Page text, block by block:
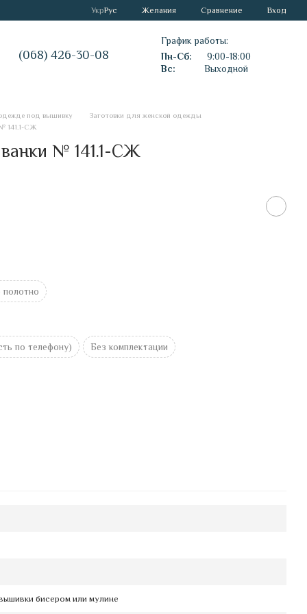
УкрРус Желания Сравнение Вход
(068) 426-30-08
График работы:
Пн-Сб:
9:00-18:00
Вс:
Выходной
под вышивку
Заготовки для женской одежды
141.1-СЖ
№ 141.1-СЖ
по телефону) Без комплектации
бисером или мулине